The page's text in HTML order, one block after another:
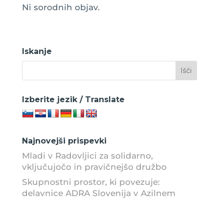
Ni sorodnih objav.
Iskanje
Izberite jezik / Translate
Najnovejši prispevki
Mladi v Radovljici za solidarno,
vključujočo in pravičnejšo družbo
Skupnostni prostor, ki povezuje:
delavnice ADRA Slovenija v Azilnem